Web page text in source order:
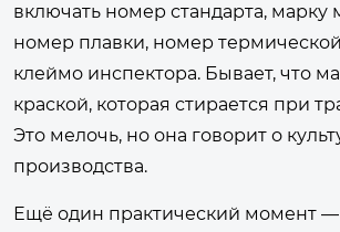
включать номер стандарта, марку
номер плавки, номер
клеймо инспектора. Бывает, что
краской, которая стирается при
Это мелочь, но она говорит о
производства.
Ещё один практический момент